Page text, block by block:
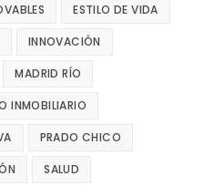
ESTILO DE VIDA
INNOVACIÓN
MADRID RÍO
INMOBILIARIO
PRADO CHICO
SALUD